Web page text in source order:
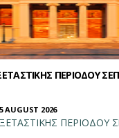
ΠΕΡΙΟΔΟΥ
AUGUST 2026
ΠΕΡΙΟΔΟΥ